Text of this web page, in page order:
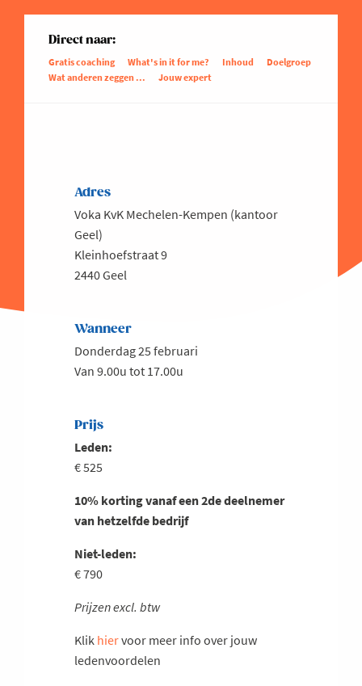
Direct naar:
Gratis coaching What's in it for me? Inhoud
Doelgroep
Wat anderen zeggen ...
Jouw expert
Adres
Voka KvK Mechelen-Kempen (kantoor
Geel)
Kleinhoefstraat 9
2440 Geel
Wanneer
Donderdag 25 februari
Van 9.00u tot 17.00u
Prijs
Leden:
€ 525
10% korting vanaf een 2de deelnemer
van hetzelfde bedrijf
Niet-leden:
€ 790
Prijzen excl. btw
Klik hiervoor meer info over jouw
ledenvoordelen